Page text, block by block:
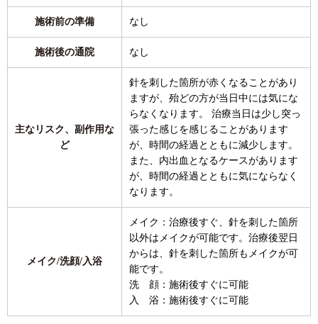
施術前の準備 なし
施術後の通院 なし
主なリスク、副作用な
ど
針を刺した箇所が赤くなることがあり
ますが、殆どの方が当日中には気にな
らなくなります。 治療当日は少し突っ
張った感じを感じることがあります
が、時間の経過とともに減少します。
また、内出血となるケースがあります
が、時間の経過とともに気にならなく
なります。
メイク/洗顔/入浴
メイク：治療後すぐ、針を刺した箇所
以外はメイクが可能です。治療後翌日
からは、針を刺した箇所もメイクが可
能です。
洗 顔：施術後すぐに可能
入 浴：施術後すぐに可能